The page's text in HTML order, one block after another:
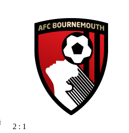
2 : 1